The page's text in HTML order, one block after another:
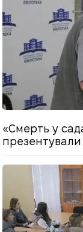
«Смерть у
презентували